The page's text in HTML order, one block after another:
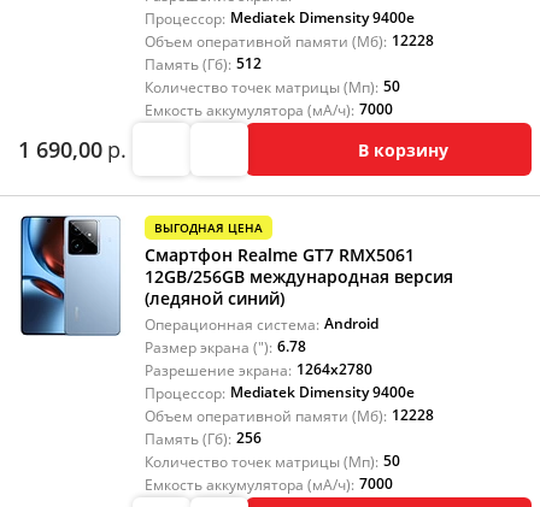
Процессор: Mediatek Dimensity 9400e
Объем оперативной памяти (Мб): 12228
Память (Гб): 512
Количество точек матрицы (Мп): 50
Емкость аккумулятора (мА/ч): 7000
1 690,00 р. В корзину
ВЫГОДНАЯ ЦЕНА
Смартфон Realme GT7 RMX5061
12GB/256GB международная версия
(ледяной синий)
Операционная система: Android
Размер экрана ("): 6.78
Разрешение экрана: 1264x2780
Процессор: Mediatek Dimensity 9400e
Объем оперативной памяти (Мб): 12228
Память (Гб): 256
Количество точек матрицы (Мп): 50
Емкость аккумулятора (мА/ч): 7000